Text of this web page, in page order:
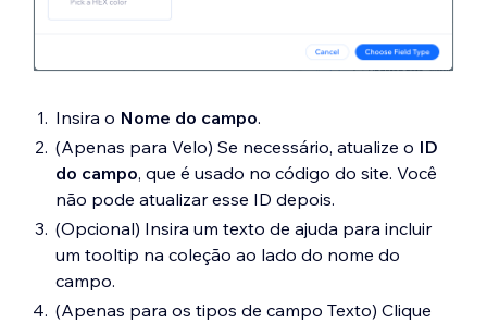
Insira o Nome do campo.
(Apenas para Velo) Se necessário, atualize o ID
do campo, que é usado no código do site. Você
não pode atualizar esse ID depois.
(Opcional) Insira um texto de ajuda para incluir
um tooltip na coleção ao lado do nome do
campo.
(Apenas para os tipos de campo Texto) Clique